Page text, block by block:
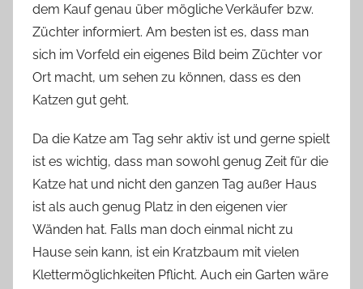
dem Kauf genau über mögliche Verkäufer bzw.
Züchter informiert. Am besten ist es, dass man
sich im Vorfeld ein eigenes Bild beim Züchter vor
Ort macht, um sehen zu können, dass es den
Katzen gut geht.
Da die Katze am Tag sehr aktiv ist und gerne spielt
ist es wichtig, dass man sowohl genug Zeit für die
Katze hat und nicht den ganzen Tag außer Haus
ist als auch genug Platz in den eigenen vier
Wänden hat. Falls man doch einmal nicht zu
Hause sein kann, ist ein Kratzbaum mit vielen
Klettermöglichkeiten Pflicht. Auch ein Garten wäre